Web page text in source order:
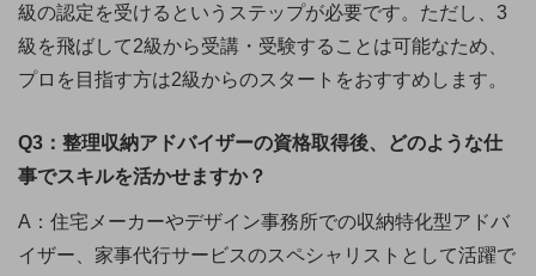
級の認定を受けるというステップが必要です。ただし、3
級を飛ばして2級から受講・受験することは可能なため、
プロを目指す方は2級からのスタートをおすすめします。
Q3：整理収納アドバイザーの資格取得後、どのような仕
事でスキルを活かせますか？
A：住宅メーカーやデザイン事務所での収納特化型アドバ
イザー、家事代行サービスのスペシャリストとして活躍で